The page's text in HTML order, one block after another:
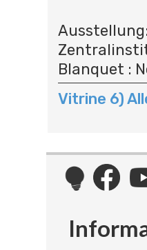
A
V
I
G
A
T
N
Blanquet :
Vitrine 6)